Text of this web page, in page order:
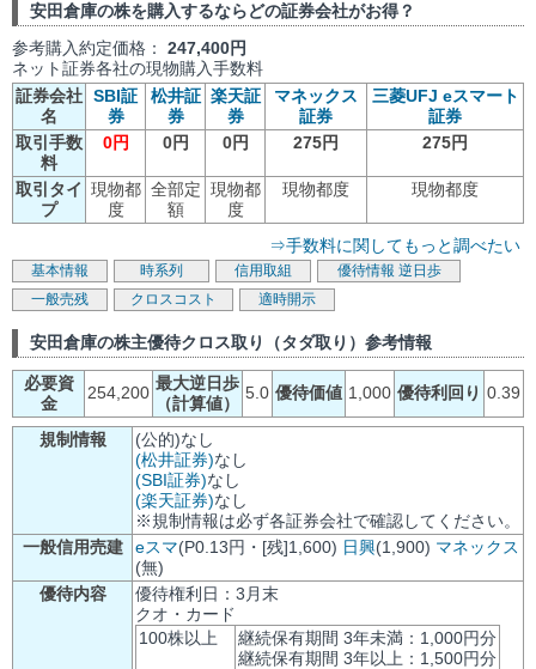
安田倉庫の株を購入するならどの証券会社がお得？
参考購入約定価格： 247,400円
ネット証券各社の現物購入手数料
証券会社
名
SBI証
券
松井証
券
楽天証
券
マネックス
証券
三菱UFJ eスマート
証券
取引手数
料
0円 0円 0円 275円 275円
取引タイ
プ
現物都
度
全部定
額
現物都
度
現物都度 現物都度
⇒手数料に関してもっと調べたい
基本情報 時系列 信用取組 優待情報 逆日歩
一般売残
クロスコスト 適時開示
安田倉庫の株主優待クロス取り（タダ取り）参考情報
必要資
金
254,200 最大逆日歩
（計算値）
5.0 優待価値 1,000 優待利回り 0.39
規制情報
(公的)なし
(松井証券)なし
(SBI証券)なし
(楽天証券)なし
※規制情報は必ず各証券会社で確認してください。
一般信用売建
eスマ(P0.13円・[残]1,600) 日興(1,900) マネックス
(無)
優待内容
優待権利日：3月末
クオ・カード
100株以上
継続保有期間 3年未満：1,000円分
継続保有期間 3年以上：1,500円分